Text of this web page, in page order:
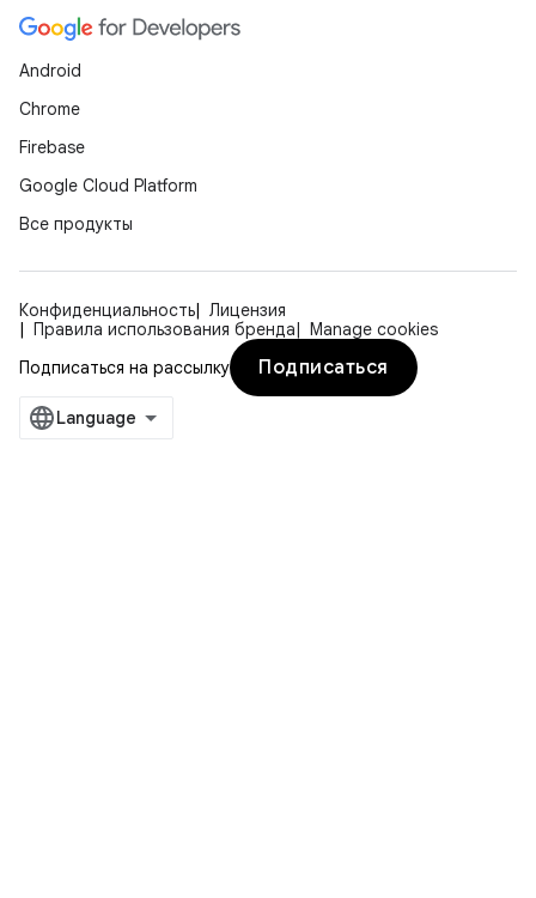
Android
Chrome
Firebase
Google Cloud Platform
Все продукты
Конфиденциальность
Лицензия
Правила использования бренда
Manage cookies
Подписаться на рассылку
Подписаться